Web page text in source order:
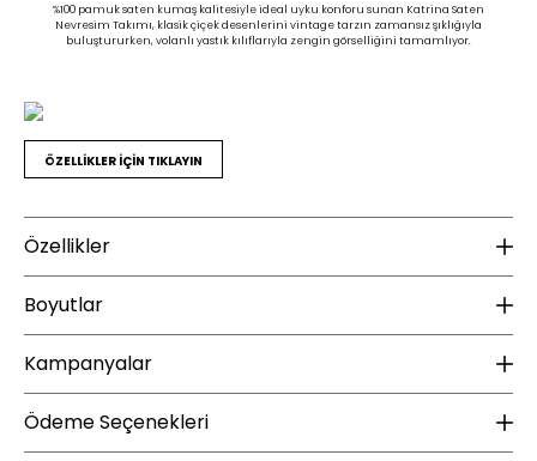
%100 pamuk saten kumaş kalitesiyle ideal uyku konforu sunan Katrina Saten
Nevresim Takımı, klasik çiçek desenlerini vintage tarzın zamansız şıklığıyla
buluştururken, volanlı yastık kılıflarıyla zengin görselliğini tamamlıyor.
ÖZELLİKLER İÇİN TIKLAYIN
Özellikler
Yıkama Talimatı :
30 derecede yıkanması tavsiye edilir
Tamburlu kurutma yapılmamalıdır
Boyutlar
Yükseklik (mm) :
Kampanyalar
ÜCRETSİZ KARGO
Ödeme Seçenekleri